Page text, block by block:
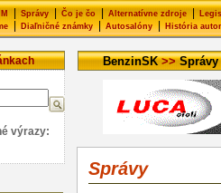
Správy Čo je čo Alternatívne zdroje
| Diaľničné známky| Autosalóny| História
výrazy:
BenzinSK>>Správy
Správy